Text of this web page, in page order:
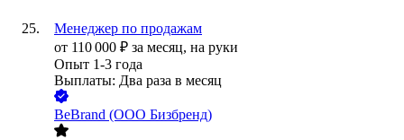
Менеджер по продажам
от 110 000 ₽ за месяц, на руки
Опыт 1-3 года
Выплаты: Два раза в месяц
BeBrand (ООО Бизбренд)